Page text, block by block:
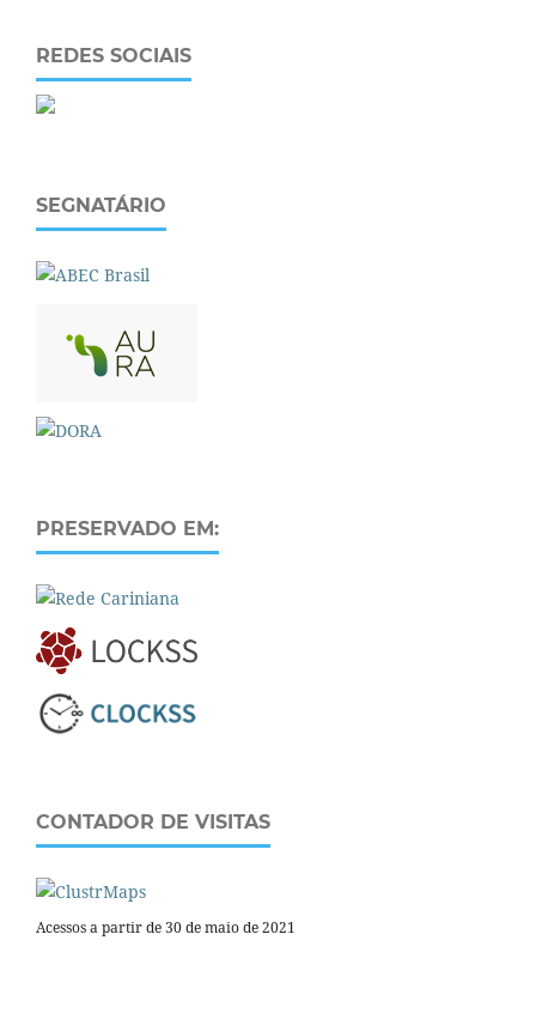
REDES SOCIAIS
SEGNATÁRIO
PRESERVADO EM:
CONTADOR DE VISITAS
Acessos a partir de 30 de maio de 2021